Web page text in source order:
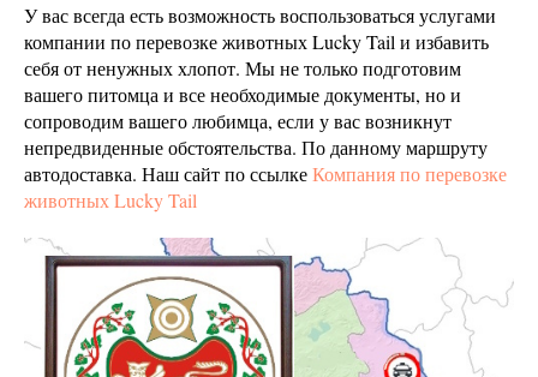
У вас всегда есть возможность воспользоваться услугами
компании по перевозке животных Lucky Tail и избавить
себя от ненужных хлопот. Мы не только подготовим
вашего питомца и все необходимые документы, но и
сопроводим вашего любимца, если у вас возникнут
непредвиденные обстоятельства. По данному маршруту
автодоставка. Наш сайт по ссылкеКомпания по перевозке
животных Lucky Tail